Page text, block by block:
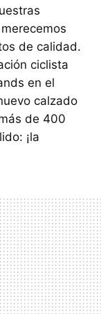
de calidad.
ciclista
en el
calzado
de 400
¡la